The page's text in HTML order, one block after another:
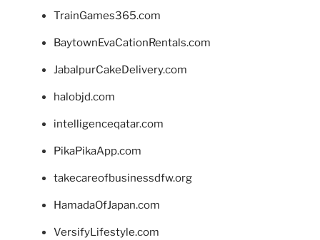
TrainGames365.com
BaytownEvaCationRentals.com
JabalpurCakeDelivery.com
halobjd.com
intelligenceqatar.com
PikaPikaApp.com
takecareofbusinessdfw.org
HamadaOfJapan.com
VersifyLifestyle.com